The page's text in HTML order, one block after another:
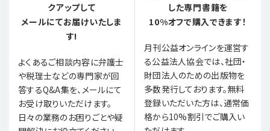
クアップして
メールにてお届けいたしま
す!
よくあるご相談内容に弁護士
や税理士などの専門家が回
答するQ&A集を、メールにて
お受け取りいただけます。
日々の業務のお困りごとや疑
した専門書籍を
10%オフで購入できます！
月刊公益オンラインを運営す
る公益法人協会では、社団・
財団法人のための出版物を
多数発行しております。無料
登録いただいた方は、通常価
格から10%割引でご購入い